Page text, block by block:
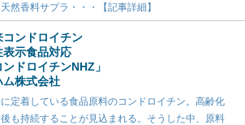
然香料サプラ・・・【記事詳細】
コンドロイチン
表示食品対応
ンドロイチンNHZ」
ム株式会社
定着している食品原料のコンドロイチン。高齢化
も持続することが見込まれる。そうした中、原料